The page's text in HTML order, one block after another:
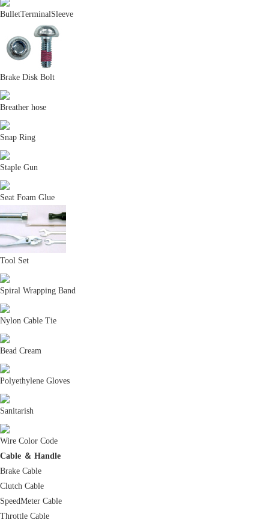
BulletTerminalSleeve
Brake Disk Bolt
Breather hose
Snap Ring
Staple Gun
Seat Foam Glue
Tool Set
Spiral Wrapping Band
Nylon Cable Tie
Bead Cream
Polyethylene Gloves
Sanitarish
Wire Color Code
Cable ＆ Handle
Brake Cable
Clutch Cable
SpeedMeter Cable
Throttle Cable